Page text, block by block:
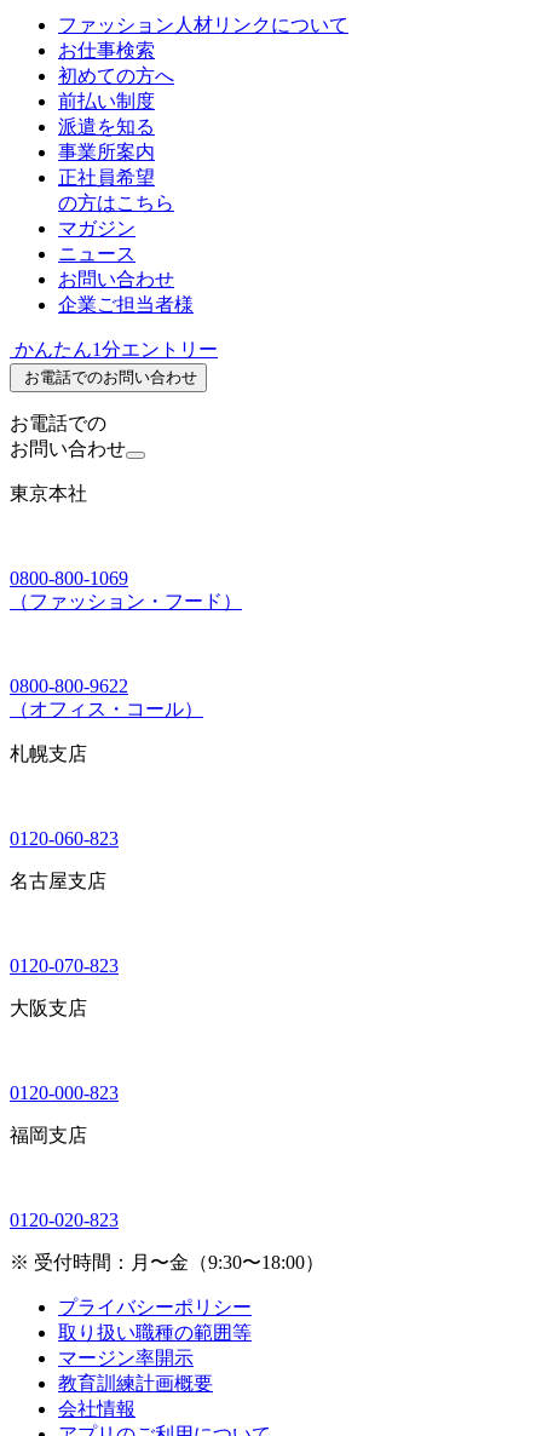
ファッション人材リンクについて
お仕事検索
初めての方へ
前払い制度
派遣を知る
事業所案内
正社員希望
の方はこちら
マガジン
ニュース
お問い合わせ
企業ご担当者様
かんたん1分エントリー
お電話でのお問い合わせ
お電話での
お問い合わせ
東京本社
0800-800-1069
（ファッション・フード）
0800-800-9622
（オフィス・コール）
札幌支店
0120-060-823
名古屋支店
0120-070-823
大阪支店
0120-000-823
福岡支店
0120-020-823
※ 受付時間：月〜金（9:30〜18:00）
プライバシーポリシー
取り扱い職種の範囲等
マージン率開示
教育訓練計画概要
会社情報